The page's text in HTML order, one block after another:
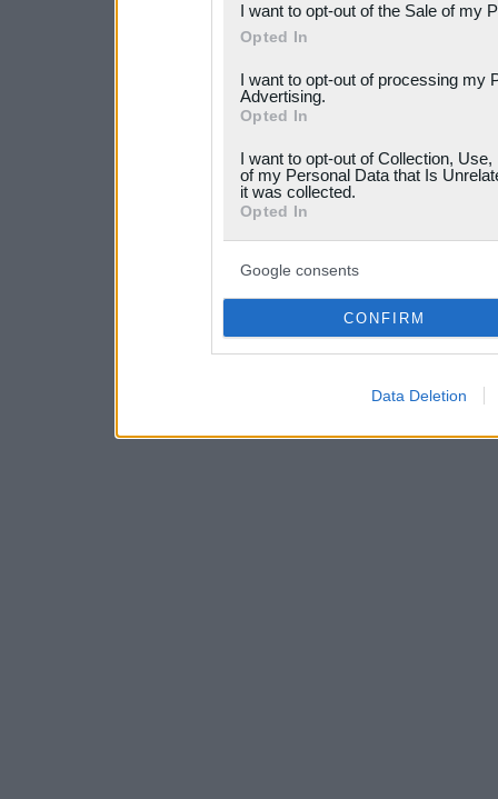
Please note that this
services and may gather
not limited to your visit or
your data for below
consent section.
I want to opt-out of the Sale of my
Opted In
I want to opt-out of processing my
Advertising.
Opted In
I want to opt-out of Collection,
of my Personal Data that Is
it was collected.
Opted In
Google consents
CONFIRM
Data Deletion